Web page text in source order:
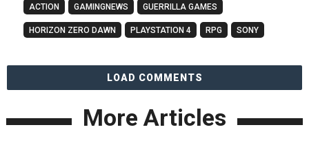
ACTION GAMINGNEWS GUERRILLA GAMES
HORIZON ZERO DAWN PLAYSTATION 4 RPG SONY
LOAD COMMENTS
More Articles